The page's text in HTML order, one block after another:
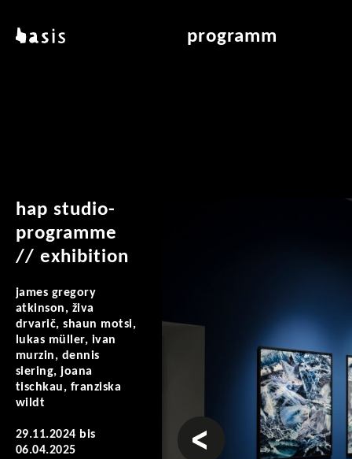
basis programm
hap studio-
programme
// exhibition
james gregory
atkinson, živa
drvarič, shaun motsi,
lukas müller, ivan
murzin, dennis
siering, joana
tischkau, franziska
wildt
29.11.2024 bis
06.04.2025